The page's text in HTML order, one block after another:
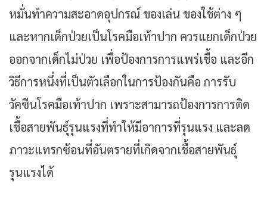
หมั่นทำความสะอาดอุปกรณ์ ของเล่น ของใช้ต่าง ๆ
และหากเด็กป่วยเป็นโรคมือเท้าปาก ควรแยกเด็กป่วย
ออกจากเด็กไม่ป่วย เพื่อป้องการการแพร่เชื้อ และอีก
วิธีการหนึ่งที่เป็นตัวเลือกในการป้องกันคือ การรับ
วัคซีนโรคมือเท้าปาก เพราะสามารถป้องการการติด
เชื้อสายพันธุ์รุนแรงที่ทำให้มีอาการที่รุนแรง และลด
ภาวะแทรกซ้อนที่อันตรายที่เกิดจากเชื้อสายพันธุ์
รุนแรงได้